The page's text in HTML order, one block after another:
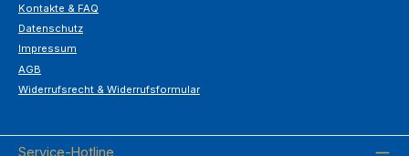
Kontakte & FAQ
Datenschutz
Impressum
AGB
Widerrufsrecht & Widerrufsformular
Service-Hotline